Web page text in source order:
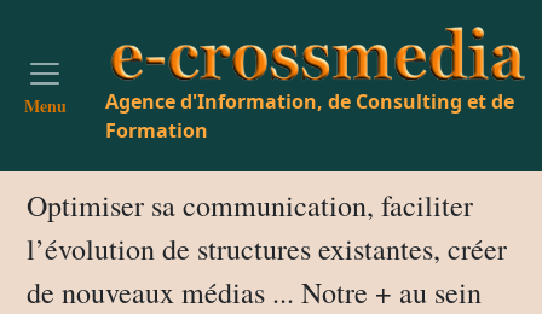
Menu
Agence d'Information, de Consulting et de
Formation
Optimiser sa communication, faciliter
l’évolution de structures existantes, créer
de nouveaux médias ... Notre + au sein